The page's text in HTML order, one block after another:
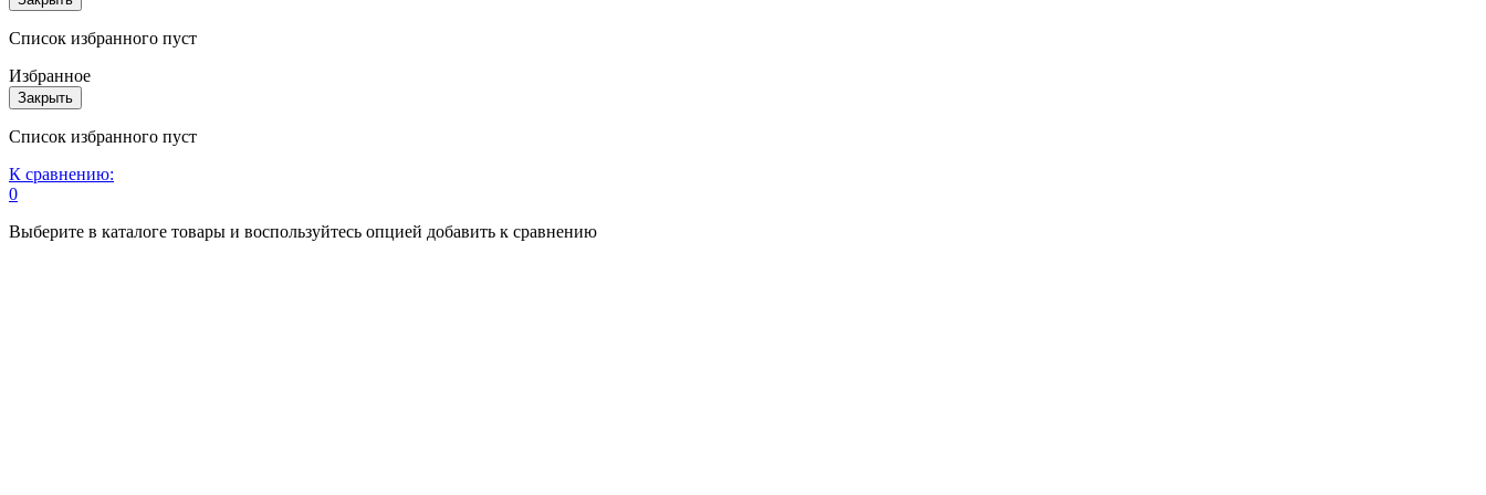
Список избранного пуст
Избранное
Закрыть
Список избранного пуст
К сравнению:
0
Выберите в каталоге товары и воспользуйтесь опцией добавить к сравнению